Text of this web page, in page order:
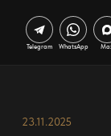
Telegram WhatsApp
23.11.2025